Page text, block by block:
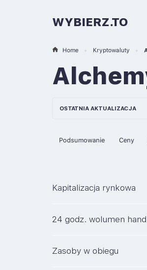
WYBIERZ.TO
Home Kryptowaluty
OSTATNIA AKTUALIZACJA
Podsumowanie Ceny
Kapitalizacja rynkowa
24 godz. wolumen
Zasoby w obiegu